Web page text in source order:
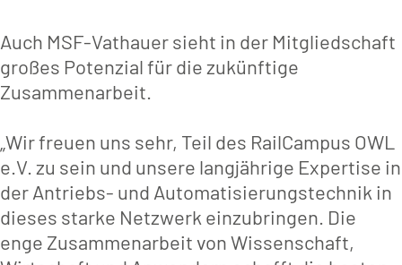
Auch MSF-Vathauer sieht in der Mitgliedschaft
großes Potenzial für die zukünftige
Zusammenarbeit.
„Wir freuen uns sehr, Teil des RailCampus OWL
e.V. zu sein und unsere langjährige Expertise in
der Antriebs- und Automatisierungstechnik in
dieses starke Netzwerk einzubringen. Die
enge Zusammenarbeit von Wissenschaft,